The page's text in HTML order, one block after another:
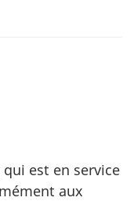
est en service
aux